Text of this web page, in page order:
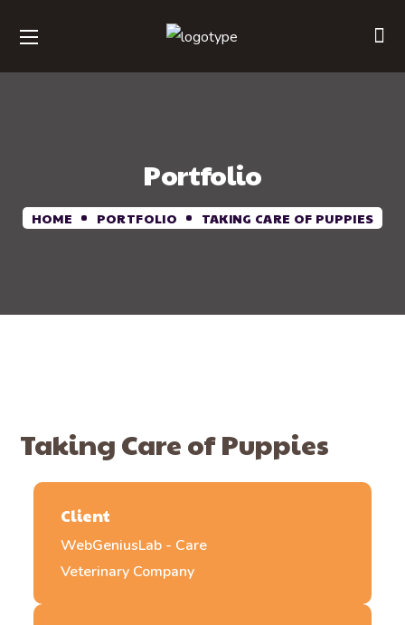
Portfolio
HOME PORTFOLIO TAKING CARE OF PUPPIES
Taking Care of Puppies
Client
WebGeniusLab - Care
Veterinary Company